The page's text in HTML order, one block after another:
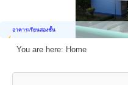
อาคารเรียนสองชั้น
You are here: Home